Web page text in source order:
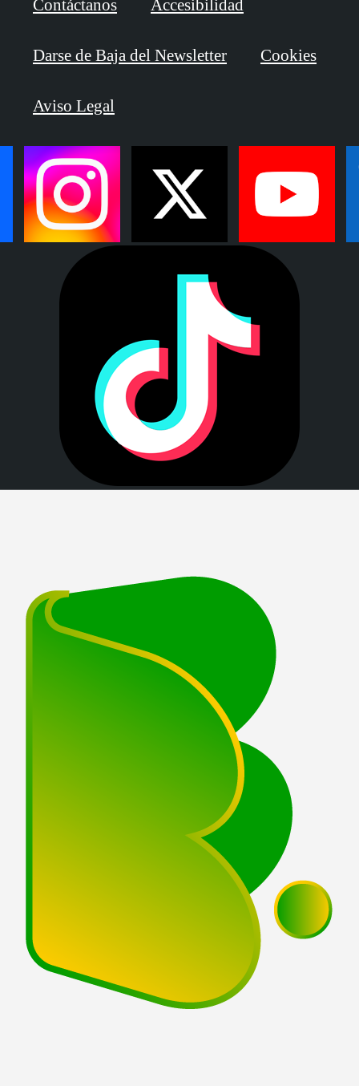
Contáctanos Accesibilidad
Darse de Baja del Newsletter Cookies
Aviso Legal